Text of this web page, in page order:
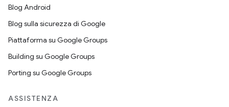
Blog Android
Blog sulla sicurezza di Google
Piattaforma su Google Groups
Building su Google Groups
Porting su Google Groups
ASSISTENZA